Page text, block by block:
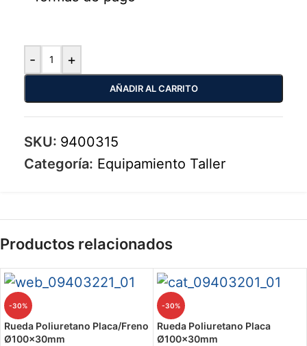
- +
AÑADIR AL CARRITO
SKU: 9400315
Categoría: Equipamiento Taller
Productos relacionados
-30%
Rueda Poliuretano Placa/Freno
Ø100x30mm
-30%
Rueda Poliuretano Placa
Ø100x30mm